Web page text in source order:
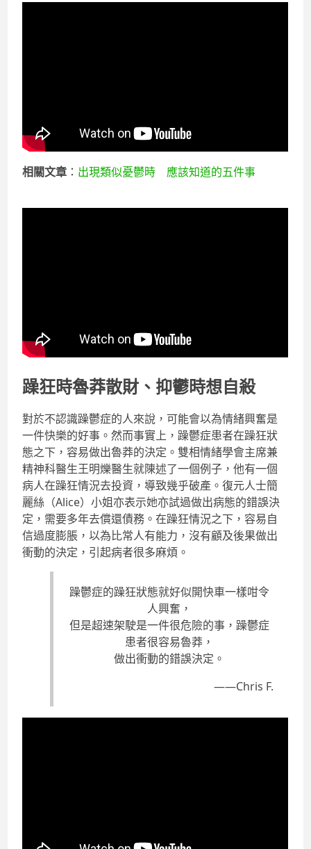
相關文章 ： 出現類似憂鬱時 應該知道的五件事
躁狂時魯莽散財、抑鬱時想自殺
對於不認識躁鬱症的人來說，可能會以為情緒興奮是
一件快樂的好事。然而事實上，躁鬱症患者在躁狂狀
態之下，容易做出魯莽的決定。雙相情緒學會主席兼
精神科醫生王明爍醫生就陳述了一個例子，他有一個
病人在躁狂情況去投資，導致幾乎破產。復元人士簡
麗絲（Alice）小姐亦表示她亦試過做出病態的錯誤決
定，需要多年去償還債務。在躁狂情況之下，容易自
信過度膨脹，以為比常人有能力，沒有顧及後果做出
衝動的決定，引起病者很多麻煩。
躁鬱症的躁狂狀態就好似開快車一樣咁令
人興奮，
但是超速架駛是一件很危險的事，躁鬱症
患者很容易魯莽，
做出衝動的錯誤決定。
——Chris F.